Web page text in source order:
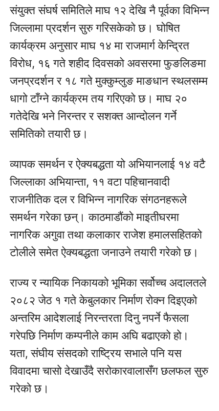
संयुक्त संघर्ष समितिले माघ १२ देखि नै पूर्वका विभिन्न
जिल्लामा प्रदर्शन सुरु गरिसकेको छ। घोषित
कार्यक्रम अनुसार माघ १४ मा राजमार्ग केन्द्रित
विरोध, १६ गते शहीद दिवसको अवसरमा फुङलिङमा
जनप्रदर्शन र १८ गते मुक्कुम्लुङ माङधान स्थलसम्म
धागो टाँग्ने कार्यक्रम तय गरिएको छ। माघ २०
गतेदेखि भने निरन्तर र सशक्त आन्दोलन गर्ने
समितिको तयारी छ।
व्यापक समर्थन र ऐक्यबद्धता यो अभियानलाई १४ वटै
जिल्लाका अभियान्ता, ११ वटा पहिचानवादी
राजनीतिक दल र विभिन्न नागरिक संगठनहरूले
समर्थन गरेका छन्। काठमाडौंको माइतीघरमा
नागरिक अगुवा तथा कलाकार राजेश हमालसहितको
टोलीले समेत ऐक्यबद्धता जनाउने तयारी गरेको छ।
राज्य र न्यायिक निकायको भूमिका सर्वोच्च अदालतले
२०८२ जेठ १ गते केबुलकार निर्माण रोक्न दिइएको
अन्तरिम आदेशलाई निरन्तरता दिनु नपर्ने फैसला
गरेपछि निर्माण कम्पनीले काम अघि बढाएको हो।
यता, संघीय संसदको राष्ट्रिय सभाले पनि यस
विवादमा चासो देखाउँदै सरोकारवालासँग छलफल सुरु
गरेको छ।